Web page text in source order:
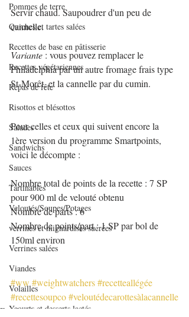
Pommes de terre
Quiches et tartes salées
Recettes de base en pâtisserie
Recettes végétariennes
Repas de fête
Risottos et blésottos
Salades
Sandwichs
Sauces
Tartinables
Veloutés/Soupes/Potages
verrines et mignardises sucrées
Verrines salées
Viandes
Volailles
Yaourts et desserts lactés
Servir chaud. Saupoudrer d'un peu de
cannelle.
Variante : vous pouvez remplacer le
Philadelphia par un autre fromage frais type
St-Morêt, et la cannelle par du cumin.
Pour celles et ceux qui suivent encore la
1ère version du programme Smartpoints,
voici le décompte :
Nombre total de points de la recette : 7 SP
pour 900 ml de velouté obtenu
Nombre de parts : 6
Nombre de points/part : 1 SP par bol de
150ml environ
#ww #weightwatchers#recetteallégée
#recettesoupco#veloutédecarottesàlacannelle
Entrées chaudes